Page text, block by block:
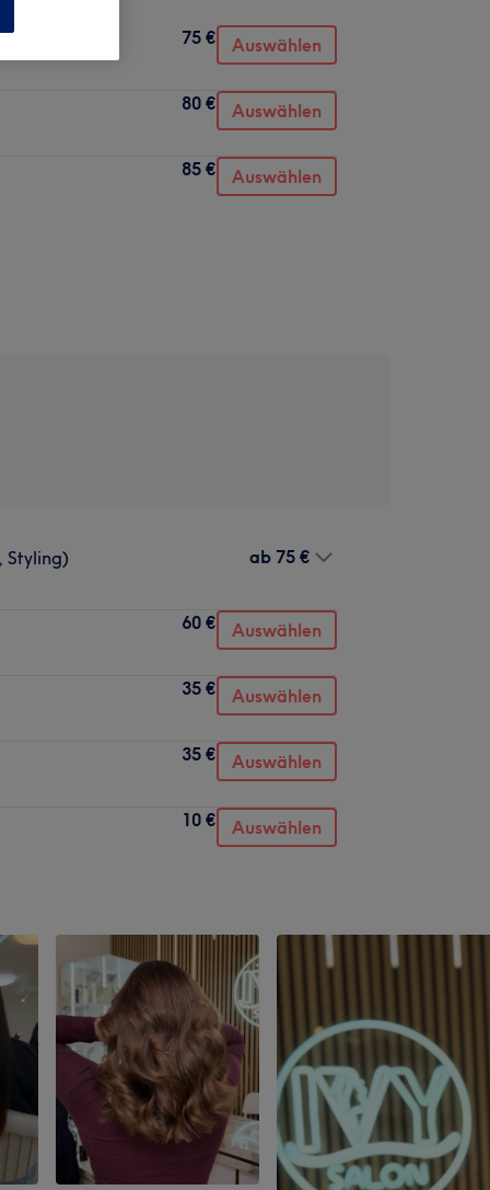
75 € Auswählen
80 € Auswählen
85 € Auswählen
Styling) ab 75 €
60 € Auswählen
35 € Auswählen
35 € Auswählen
10 € Auswählen